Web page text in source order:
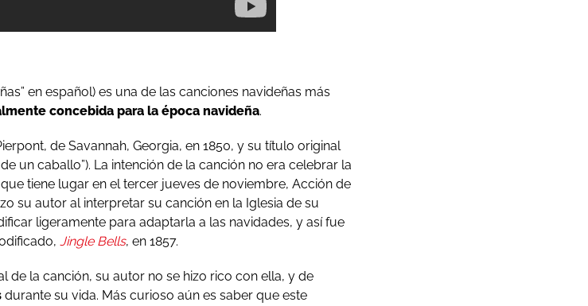
en español) es una de las canciones navideñas más
concebida para la época navideña.
de Savannah, Georgia, en 1850, y su título original
de un caballo”). La intención de la canción no era celebrar la
tiene lugar en el tercer jueves de noviembre, Acción de
su autor al interpretar su canción en la Iglesia de su
ligeramente para adaptarla a las navidades, y así fue
Jingle Bells, en 1857.
de la canción, su autor no se hizo rico con ella, y de
durante su vida. Más curioso aún es saber que este